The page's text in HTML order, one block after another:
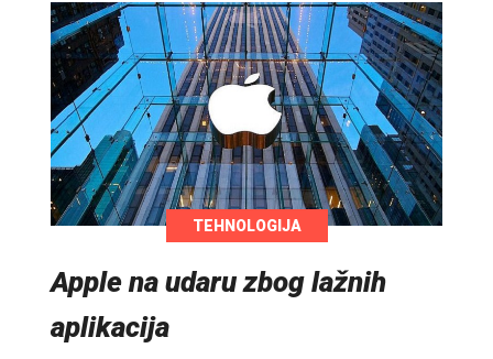
TEHNOLOGIJA
Apple na udaru zbog lažnih
aplikacija